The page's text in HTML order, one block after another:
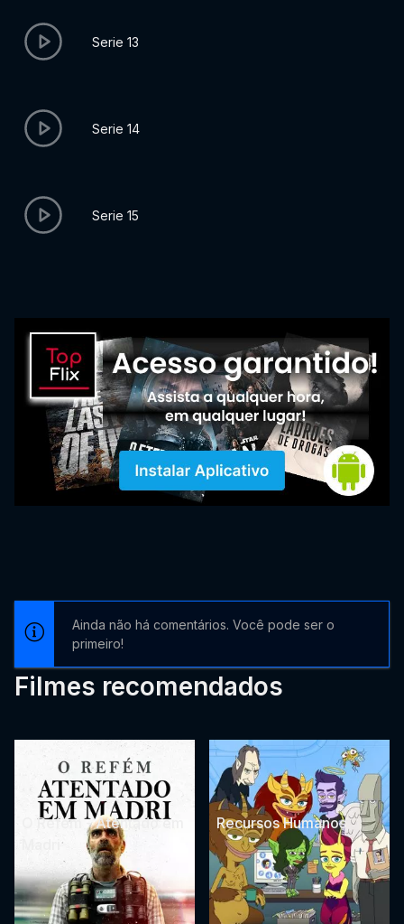
Serie 13
Serie 14
Serie 15
Ainda não há comentários. Você pode ser o
primeiro!
Filmes recomendados
O Refém - Atentado em
Recursos Humanos